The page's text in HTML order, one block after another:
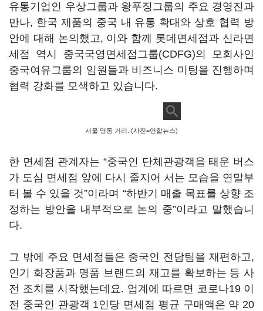
유통기업인 우상그룹과 왕푸징그룹의 주요 경영진과
만나, 한국 제품의 중국 내 유통 확대와 상호 협력 방
안에 대해 논의했고, 이와 함께 롯데면세점과 신라면
세점 역시 중국국영면세점그룹(CDFG)의 모회사인
중국여유그룹의 임원들과 비즈니스 미팅을 진행하며
협력 강화를 모색하고 있습니다.
서울 명동 거리. (사진=연합뉴스)
한 면세점 관계자는 “중국인 단체관광객을 태운 버스
가 도심 면세점 앞에 다시 줄지어 서는 모습을 연말부
터 볼 수 있을 것”이라며 “하반기 매출 목표를 상향 조
정하는 방안을 내부적으로 논의 중”이라고 말했습니
다.
그 밖에 주요 면세점들은 중국인 전담팀을 재편하고,
인기 화장품과 명품 브랜드의 재고를 확보하는 등 사
전 조치를 시작했는데요. 업계에 따르면 코로나19 이
전 중국인 관광객 1인당 면세점 평균 구매액은 약 20